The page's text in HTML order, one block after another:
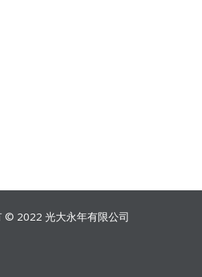
© 2022 光大永年有限公司